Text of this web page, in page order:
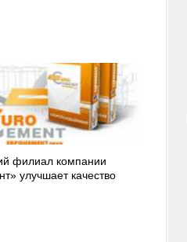
филиал компании
улучшает качество